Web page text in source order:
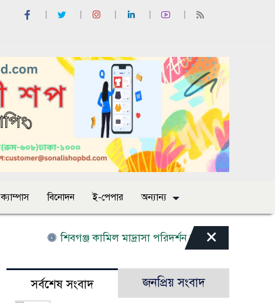
ক্যাম্পাস বিনোদন ই-পেপার অন্যান্য
শিবগঞ্জ কামিল মাদ্রাসা পরিদর্শন করলেন ইসলামী আরবি
×
সর্বশেষ সংবাদ জনপ্রিয় সংবাদ